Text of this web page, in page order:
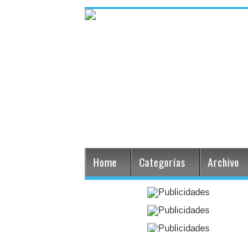
Home Categorías Archivo